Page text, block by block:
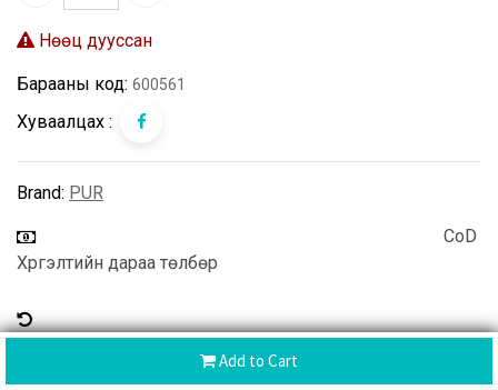
Add to Cart
Нөөц дууссан
Барааны код: 600561
Хуваалцах :
Brand: PUR
CoD
Хүргэлтийн дараа төлбөр
Буцаалт хийх боломжтой